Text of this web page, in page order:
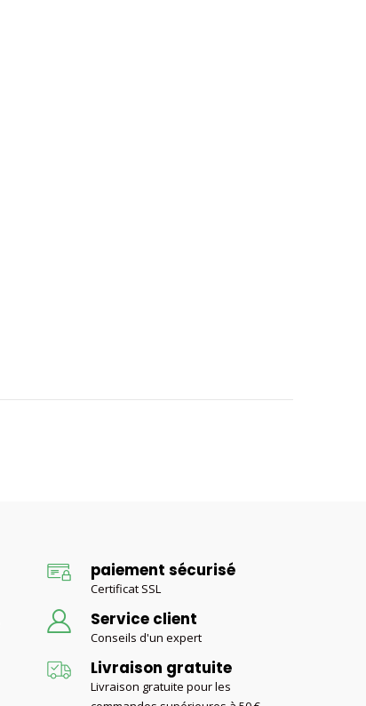
paiement sécurisé
Certificat SSL
Service client
Conseils d'un expert
Livraison gratuite
Livraison gratuite pour les